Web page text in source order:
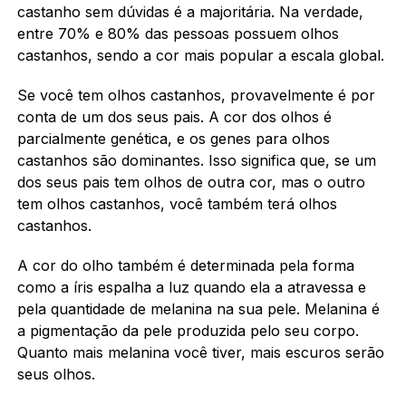
castanho sem dúvidas é a majoritária. Na verdade,
entre 70% e 80% das pessoas possuem olhos
castanhos, sendo a cor mais popular a escala global.
Se você tem olhos castanhos, provavelmente é por
conta de um dos seus pais. A cor dos olhos é
parcialmente genética, e os genes para olhos
castanhos são dominantes. Isso significa que, se um
dos seus pais tem olhos de outra cor, mas o outro
tem olhos castanhos, você também terá olhos
castanhos.
A cor do olho também é determinada pela forma
como a íris espalha a luz quando ela a atravessa e
pela quantidade de melanina na sua pele. Melanina é
a pigmentação da pele produzida pelo seu corpo.
Quanto mais melanina você tiver, mais escuros serão
seus olhos.